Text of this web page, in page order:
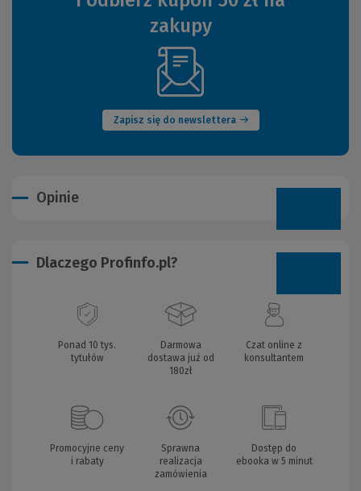
zakupy
Zapisz się do newslettera
(Nowe
okno)
Opinie
Dlaczego Profinfo.pl?
Ponad 10 tys.
tytułów
Darmowa
dostawa już od
180zł
Czat online z
konsultantem
Promocyjne ceny
i rabaty
Sprawna
realizacja
zamówienia
Dostęp do
ebooka w 5 minut